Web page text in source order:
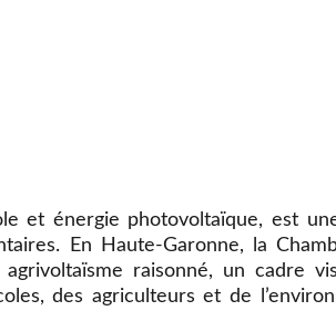
et énergie photovoltaïque, est
En Haute-Garonne, la
raisonné, un cadre
des agriculteurs et de